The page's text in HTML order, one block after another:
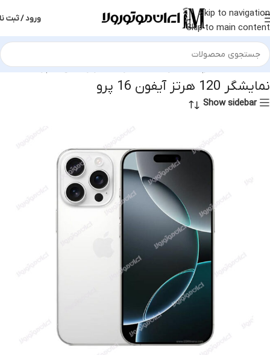
Skip to navigation
Skip to main content
ورود / ثبت
خانه محصولات برچسب خورده “نمایشگر 120 هرتز آیفون 16 پرو”
نمایشگر 120 هرتز آیفون 16 پرو
Show sidebar